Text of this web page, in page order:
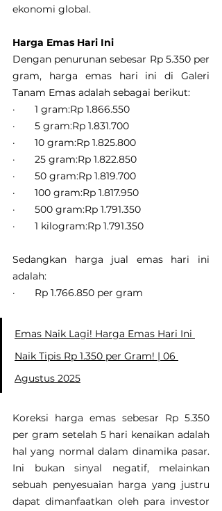
ekonomi global.
Harga Emas Hari Ini
Dengan penurunan sebesar Rp 5.350 per
gram, harga emas hari ini di Galeri
Tanam Emas adalah sebagai berikut:
·       1 gram:Rp 1.866.550
·       5 gram:Rp 1.831.700
·       10 gram:Rp 1.825.800
·       25 gram:Rp 1.822.850
·       50 gram:Rp 1.819.700
·       100 gram:Rp 1.817.950
·       500 gram:Rp 1.791.350
·       1 kilogram:Rp 1.791.350
Sedangkan harga jual emas hari ini
adalah:
·       Rp 1.766.850 per gram
Emas Naik Lagi! Harga Emas Hari Ini
Naik Tipis Rp 1.350 per Gram! | 06
Agustus 2025
Koreksi harga emas sebesar Rp 5.350
per gram setelah 5 hari kenaikan adalah
hal yang normal dalam dinamika pasar.
Ini bukan sinyal negatif, melainkan
sebuah penyesuaian harga yang justru
dapat dimanfaatkan oleh para investor